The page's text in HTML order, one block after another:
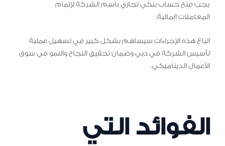
يجب فتح حساب بنكي تجاري باسم الشركة لإتمام
المعاملات المالية.
اتباع هذه الإجراءات سيساهم بشكل كبير في تسهيل عملية
تأسيس الشركة في دبي وضمان تحقيق النجاح والنمو في سوق
الأعمال الديناميكي.
الفوائد التي